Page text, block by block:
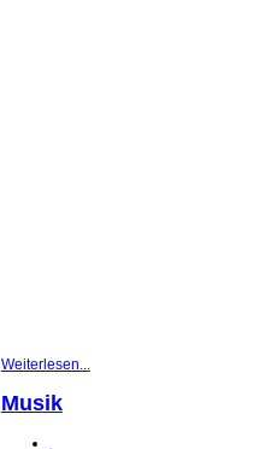
Weiterlesen...
Musik